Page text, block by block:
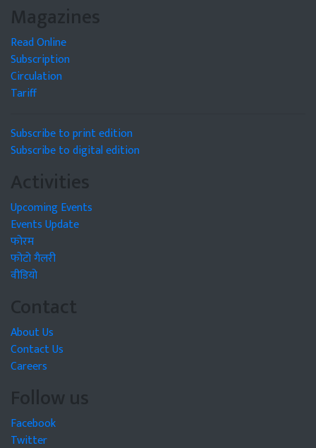
Magazines
Read Online
Subscription
Circulation
Tariff
Subscribe to print edition
Subscribe to digital edition
Activities
Upcoming Events
Events Update
फोरम
फोटो गैलरी
वीडियो
Contact
About Us
Contact Us
Careers
Follow us
Facebook
Twitter